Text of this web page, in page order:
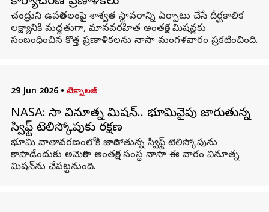
చంద్రుని ఉపరితలంపై శాశ్వత స్థావరాన్ని ఏర్పాటు చేసే దీర్ఘకాలిక
లక్ష్యానికి మద్దతుగా, మానవరహిత అంతరిక్ష మిషన్లకు
సంబంధించిన కొత్త ప్రణాళికలను నాసా మంగళవారం ప్రకటించింది.
29 Jun 2026 • టెక్నాలజీ
NASA: నాసా వినూత్న మిషన్‌.. భూమివైపు జారుతున్న
స్విఫ్ట్‌ టెలిస్కోపుకు రక్షణ
భూమి వాతావరణంలోకి జారిపోతున్న స్విఫ్ట్‌ టెలిస్కోపును
కాపాడేందుకు అమెరికా అంతరిక్ష సంస్థ నాసా ఈ వారం వినూత్న
మిషన్‌ను చేపట్టనుంది.